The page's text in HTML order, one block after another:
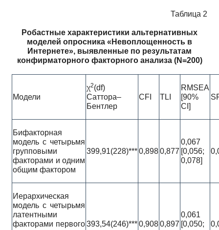
Таблица 2
Робастные характеристики альтернативных
моделей опросника «Невоплощенность в
Интернете», выявленные по результатам
конфирматорного факторного анализа (N=200)
Модели
χ2(df)
Саттора–
Бентлер
CFI TLI
RMSEA
[90%
CI]
Бифакторная
модель с четырьмя
групповыми
факторами и одним
общим фактором
399,91(228)***0,8980,877
0,067
[0,056;
0,078]
Иерархическая
модель с четырьмя
латентными
факторами первого393,54(246)***0,9080,897
0,061
[0,050;